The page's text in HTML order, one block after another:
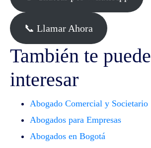
📞 Llamar Ahora
También te puede
interesar
Abogado Comercial y Societario
Abogados para Empresas
Abogados en Bogotá